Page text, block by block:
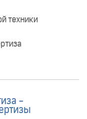
техники
-